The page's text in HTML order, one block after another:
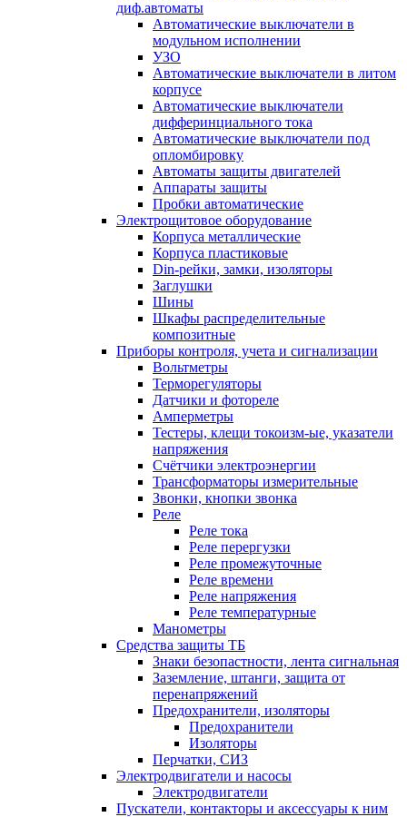
диф.автоматы
Автоматические выключатели в
модульном исполнении
УЗО
Автоматические выключатели в литом
корпусе
Автоматические выключатели
дифферинциального тока
Автоматические выключатели под
опломбировку
Автоматы защиты двигателей
Аппараты защиты
Пробки автоматические
Электрощитовое оборудование
Корпуса металлические
Корпуса пластиковые
Din-рейки, замки, изоляторы
Заглушки
Шины
Шкафы распределительные
композитные
Приборы контроля, учета и сигнализации
Вольтметры
Терморегуляторы
Датчики и фотореле
Амперметры
Тестеры, клещи токоизм-ые, указатели
напряжения
Счётчики электроэнергии
Трансформаторы измерительные
Звонки, кнопки звонка
Реле
Реле тока
Реле перергузки
Реле промежуточные
Реле времени
Реле напряжения
Реле температурные
Манометры
Средства защиты ТБ
Знаки безопастности, лента сигнальная
Заземление, штанги, защита от
перенапряжений
Предохранители, изоляторы
Предохранители
Изоляторы
Перчатки, СИЗ
Электродвигатели и насосы
Электродвигатели
Пускатели, контакторы и аксессуары к ним